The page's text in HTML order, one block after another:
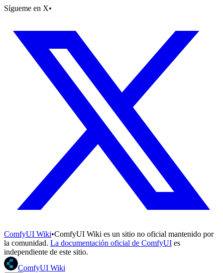
Sígueme en X•
ComfyUI Wiki•ComfyUI Wiki es un sitio no oficial mantenido por
la comunidad. La documentación oficial de ComfyUI es
independiente de este sitio.
ComfyUI Wiki